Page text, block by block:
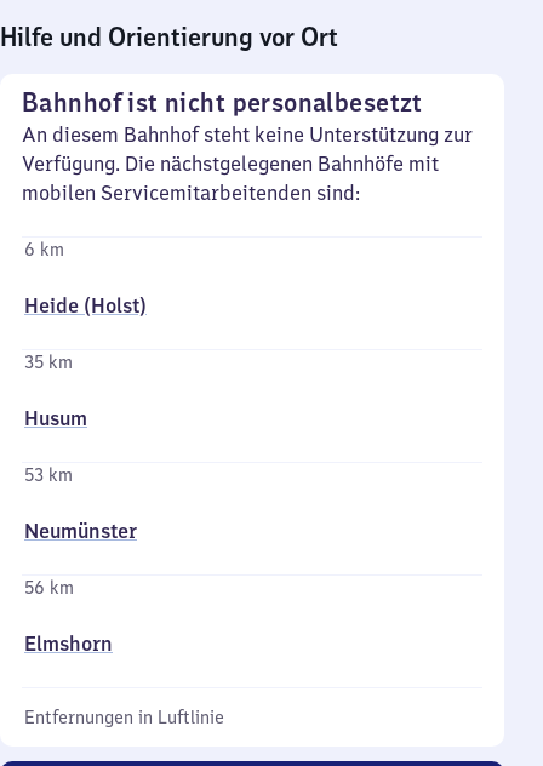
Hilfe und Orientierung vor Ort
Bahnhof ist nicht personalbesetzt
An diesem Bahnhof steht keine Unterstützung zur
Verfügung. Die nächstgelegenen Bahnhöfe mit
mobilen Servicemitarbeitenden sind:
6 km
Heide (Holst)
35 km
Husum
53 km
Neumünster
56 km
Elmshorn
Entfernungen in Luftlinie